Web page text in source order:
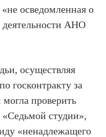
осведомленная о
деятельности АНО
осуществляя
госконтракту за
проверить
студии»,
«ненадлежащего